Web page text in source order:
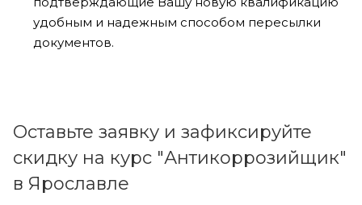
удобным и надежным способом пересылки
документов.
Оставьте заявку и зафиксируйте
скидку на курс "Антикоррозийщик"
в Ярославле